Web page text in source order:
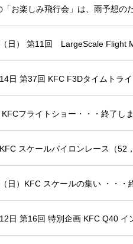
お楽しみ飛行会」は、雨予想の
日） 第11回 LargeScale Flight
日 第37回 KFC F3Dタイムトラ
フライトショー・・・終了しま
スケールパイロンレース（52
日）KFC スケールの集い ・・・
日 第16回 特別企画 KFC Q40 イ